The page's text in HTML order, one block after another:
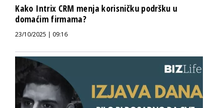
Kako Intrix CRM menja korisničku podršku u
domaćim firmama?
23/10/2025 | 09:16